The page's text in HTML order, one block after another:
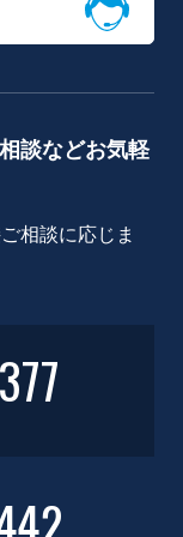
談などお気軽
相談に応じま